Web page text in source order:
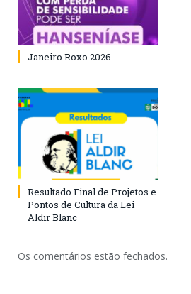
Janeiro Roxo 2026
Resultado Final de Projetos e
Pontos de Cultura da Lei
Aldir Blanc
Os comentários estão fechados.